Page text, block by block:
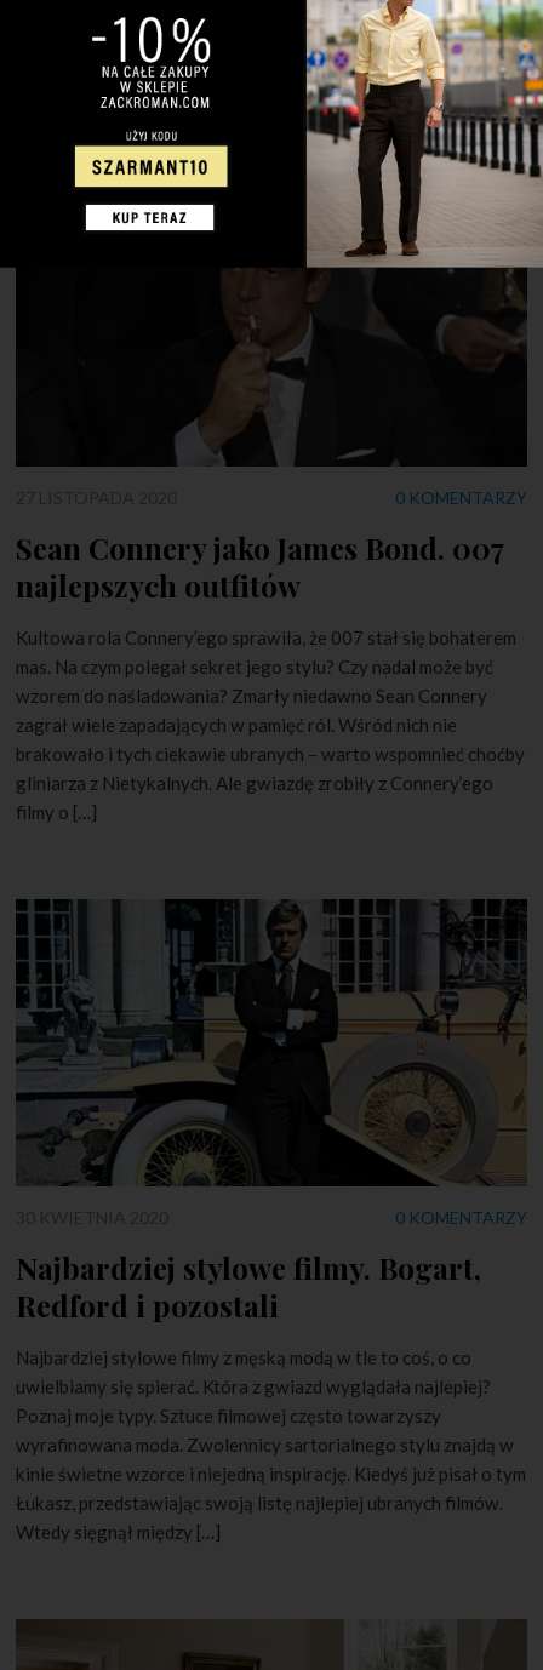
nie ma ich przecież tak wielu. Mimo wszystko postanowiłem
zaryzykować. Tak powstał grafitowy dwurzędowiec –
Lancaster. Jestem z niego […]
0 KOMENTARZY
Sean Connery jako James Bond. 007
najlepszych outfitów
Kultowa rola Connery’ego sprawiła, że 007 stał się bohaterem
mas. Na czym polegał sekret jego stylu? Czy nadal może być
wzorem do naśladowania? Zmarły niedawno Sean Connery
zagrał wiele zapadających w pamięć ról. Wśród nich nie
brakowało i tych ciekawie ubranych – warto wspomnieć choćby
gliniarza z Nietykalnych. Ale gwiazdę zrobiły z Connery’ego
filmy o […]
0 KOMENTARZY
Najbardziej stylowe filmy. Bogart,
Redford i pozostali
Najbardziej stylowe filmy z męską modą w tle to coś, o co
uwielbiamy się spierać. Która z gwiazd wyglądała najlepiej?
Poznaj moje typy. Sztuce filmowej często towarzyszy
wyrafinowana moda. Zwolennicy sartorialnego stylu znajdą w
kinie świetne wzorce i niejedną inspirację. Kiedyś już pisał o tym
Łukasz, przedstawiając swoją listę najlepiej ubranych filmów.
Wtedy sięgnął między […]